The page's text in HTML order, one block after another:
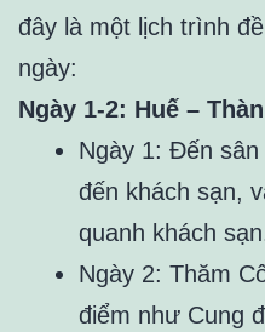
đây là một lịch trình
ngày:
Ngày 1-2: Huế –
Ngày 1: Đến
đến khách sạn,
quanh khách
Ngày 2: Thăm
điểm như Cung